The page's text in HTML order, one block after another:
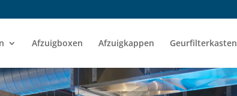
Afzuigboxen Afzuigkappen Geurfilterkasten